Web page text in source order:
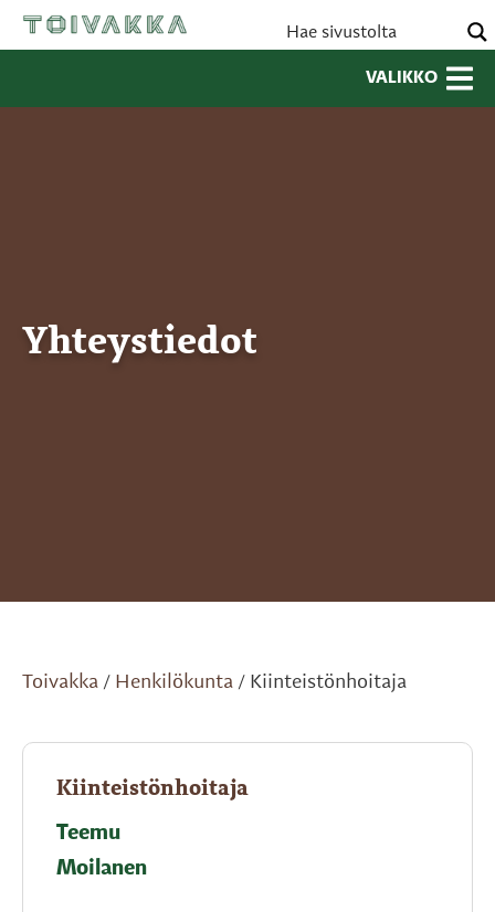
VALIKKO
Yhteystiedot
Toivakka / Henkilökunta / Kiinteistönhoitaja
Kiinteistönhoitaja
Teemu
Moilanen